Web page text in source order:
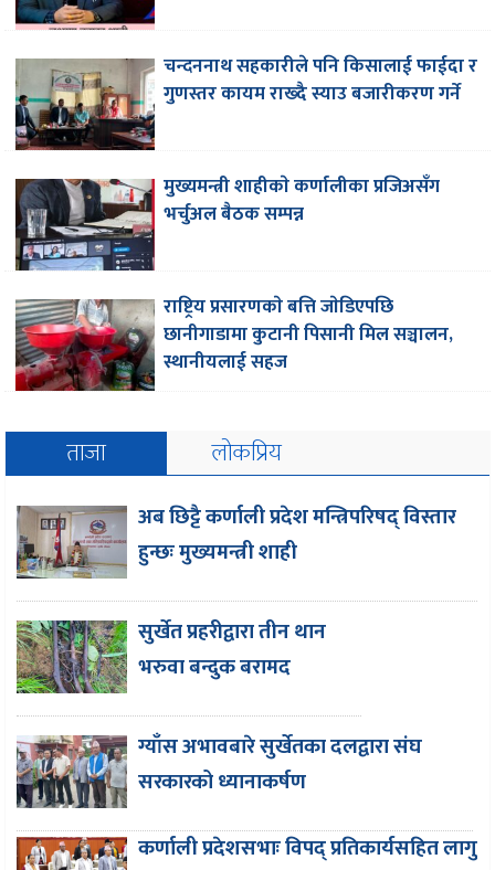
चन्दननाथ सहकारीले पनि किसालाई फाईदा र
गुणस्तर कायम राख्दै स्याउ बजारीकरण गर्ने
मुख्यमन्त्री शाहीकाे कर्णालीका प्रजिअसँग
भर्चुअल बैठक सम्पन्न
राष्ट्रिय प्रसारणकाे बत्ति जाेडिएपछि
छानीगाडामा कुटानी पिसानी मिल सञ्चालन,
स्थानीयलाई सहज
ताजा लोकप्रिय
अब छिट्टै कर्णाली प्रदेश मन्त्रिपरिषद् विस्तार
हुन्छः मुख्यमन्त्री शाही
सुर्खेत प्रहरीद्वारा तीन थान
भरुवा बन्दुक बरामद
ग्याँस अभावबारे सुर्खेतका दलद्वारा संघ
सरकारको ध्यानाकर्षण
कर्णाली प्रदेशसभाः विपद् प्रतिकार्यसहित लागु